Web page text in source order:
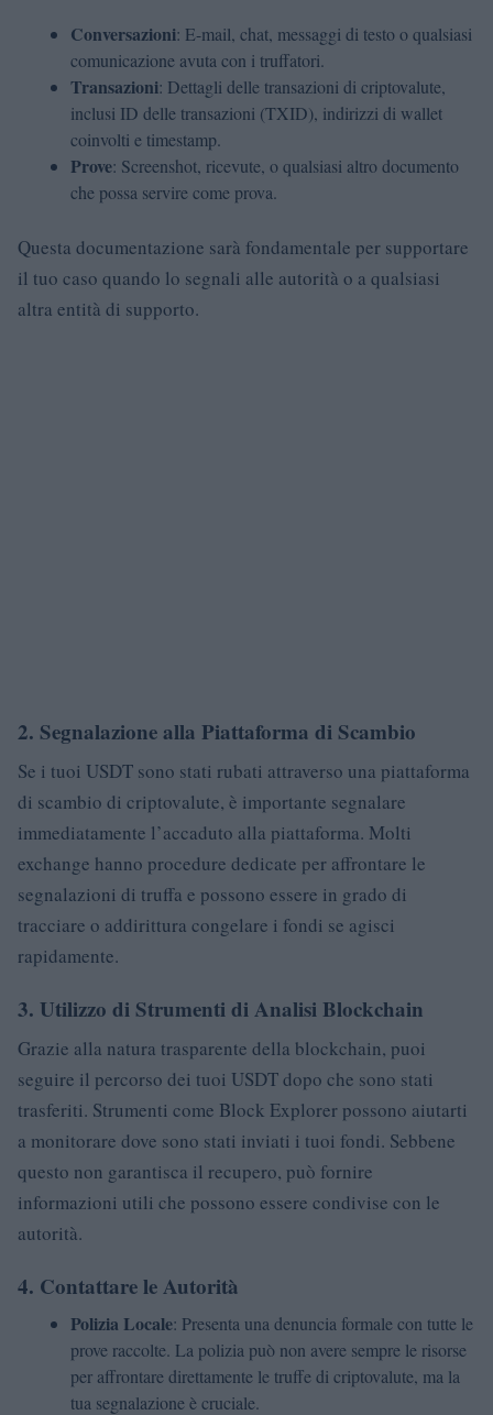
Conversazioni: E-mail, chat, messaggi di testo o qualsiasi
comunicazione avuta con i truffatori.
Transazioni: Dettagli delle transazioni di criptovalute,
inclusi ID delle transazioni (TXID), indirizzi di wallet
coinvolti e timestamp.
Prove: Screenshot, ricevute, o qualsiasi altro documento
che possa servire come prova.
Questa documentazione sarà fondamentale per supportare
il tuo caso quando lo segnali alle autorità o a qualsiasi
altra entità di supporto.
2. Segnalazione alla Piattaforma di Scambio
Se i tuoi USDT sono stati rubati attraverso una piattaforma
di scambio di criptovalute, è importante segnalare
immediatamente l’accaduto alla piattaforma. Molti
exchange hanno procedure dedicate per affrontare le
segnalazioni di truffa e possono essere in grado di
tracciare o addirittura congelare i fondi se agisci
rapidamente.
3. Utilizzo di Strumenti di Analisi Blockchain
Grazie alla natura trasparente della blockchain, puoi
seguire il percorso dei tuoi USDT dopo che sono stati
trasferiti. Strumenti come Block Explorer possono aiutarti
a monitorare dove sono stati inviati i tuoi fondi. Sebbene
questo non garantisca il recupero, può fornire
informazioni utili che possono essere condivise con le
autorità.
4. Contattare le Autorità
Polizia Locale: Presenta una denuncia formale con tutte le
prove raccolte. La polizia può non avere sempre le risorse
per affrontare direttamente le truffe di criptovalute, ma la
tua segnalazione è cruciale.